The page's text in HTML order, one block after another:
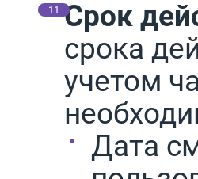
Срок
срока
учетом
Дата